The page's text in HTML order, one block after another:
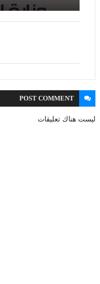
POSTCOMMENT
ليست هناك تعليقات